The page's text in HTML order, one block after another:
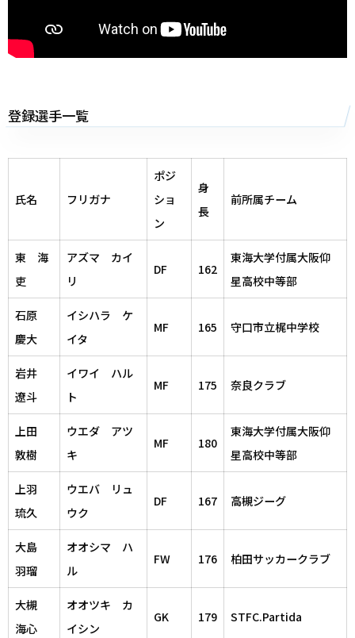
登録選手一覧
氏名 フリガナ
ポジ
ショ
ン
身
長
前所属チーム
東 海
吏
アズマ カイ
リ
DF 162
東海大学付属大阪仰
星高校中等部
石原
慶大
イシハラ ケ
イタ
MF 165 守口市立梶中学校
岩井
遼斗
イワイ ハル
ト
MF 175 奈良クラブ
上田
敦樹
ウエダ アツ
キ
MF 180
東海大学付属大阪仰
星高校中等部
上羽
琉久
ウエバ リュ
ウク
DF 167 高槻ジーグ
大島
羽瑠
オオシマ ハ
ル
FW 176 柏田サッカークラブ
大槻
海心
オオツキ カ
イシン
GK 179 STFC.Partida